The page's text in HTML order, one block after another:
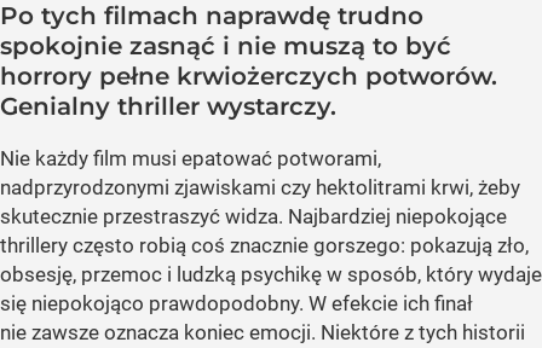
Po tych filmach naprawdę trudno
spokojnie zasnąć i nie muszą to być
horrory pełne krwiożerczych potworów.
Genialny thriller wystarczy.
Nie każdy film musi epatować potworami,
nadprzyrodzonymi zjawiskami czy hektolitrami krwi, żeby
skutecznie przestraszyć widza. Najbardziej niepokojące
thrillery często robią coś znacznie gorszego: pokazują zło,
obsesję, przemoc i ludzką psychikę w sposób, który wydaje
się niepokojąco prawdopodobny. W efekcie ich finał
nie zawsze oznacza koniec emocji. Niektóre z tych historii